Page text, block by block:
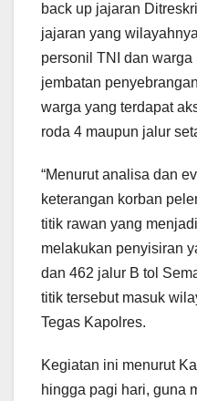
back up jajaran
jajaran yang
personil TNI dan
jembatan
warga yang terdapat
roda 4 maupun jalur
“Menurut analisa dan
keterangan korban
titik rawan yang
melakukan penyisiran
dan 462 jalur B tol
titik tersebut masuk
Tegas Kapolres.
Kegiatan ini menurut
hingga pagi hari, guna